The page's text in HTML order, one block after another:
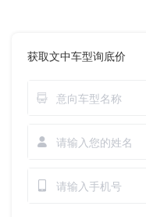
获取文中车型询底价